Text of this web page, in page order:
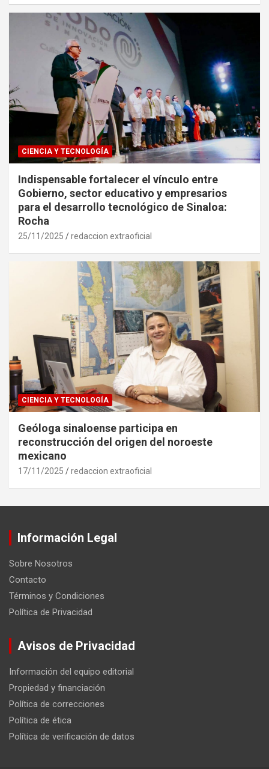
CIENCIA Y TECNOLOGÍA
Indispensable fortalecer el vínculo entre
Gobierno, sector educativo y empresarios
para el desarrollo tecnológico de Sinaloa:
Rocha
25/11/2025 redaccion extraoficial
CIENCIA Y TECNOLOGÍA
Geóloga sinaloense participa en
reconstrucción del origen del noroeste
mexicano
17/11/2025 redaccion extraoficial
Información Legal
Sobre Nosotros
Contacto
Términos y Condiciones
Política de Privacidad
Avisos de Privacidad
Información del equipo editorial
Propiedad y financiación
Política de correcciones
Política de ética
Política de verificación de datos